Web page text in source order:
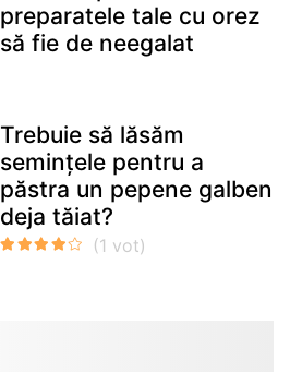
preparatele tale cu orez
să fie de neegalat
Trebuie să lăsăm
semințele pentru a
păstra un pepene galben
deja tăiat?